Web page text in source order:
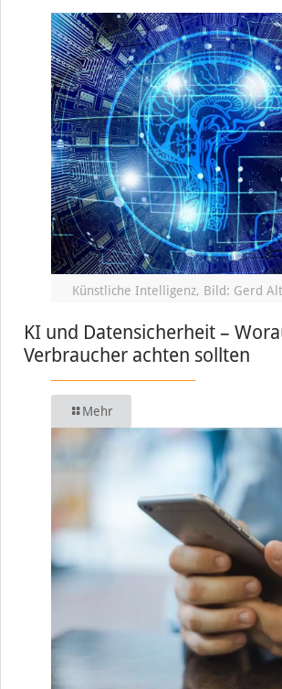
Künstliche Intelligenz, Bild: Gerd
KI und Datensicherheit –
Verbraucher achten sollten
Mehr